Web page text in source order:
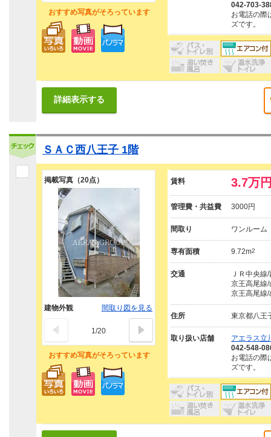
おすすめ写真がそろっています
042-703-
お電話の際
ズです。
詳細表示する
ＳＡＣ西八王子 1階
掲載写真（20点）
おすすめ写真がそろっています
建物外観 間取り図を見る
1/20
賃料 3.7万
管理費・共益費 3000円
間取り ワンルーム
専有面積 9.72m2
交通
ＪＲ中央線
京王高尾線
京王高尾線
住所 東京都八王
取り扱い店舗
アエラス立
042-548-
お電話の際
ズです。